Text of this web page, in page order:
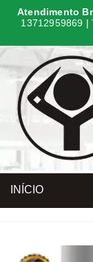
Atendimento
13712959869 |
INÍCIO